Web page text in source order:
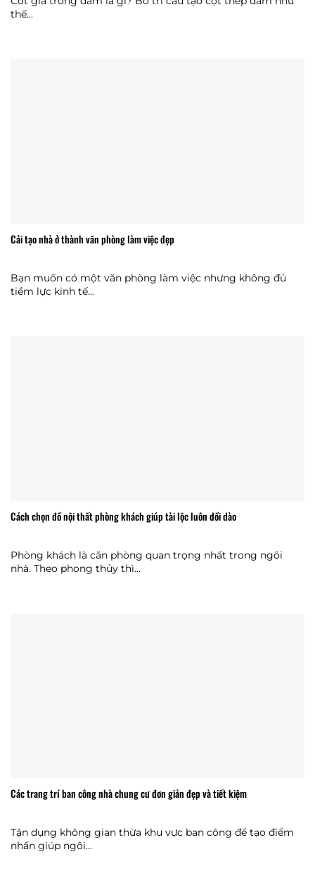
thế...
Cải tạo nhà ở thành văn phòng làm việc đẹp
Bạn muốn có một văn phòng làm việc nhưng không đủ
tiềm lực kinh tế...
Cách chọn đồ nội thất phòng khách giúp tài lộc luôn dồi dào
Phòng khách là căn phòng quan trọng nhất trong ngôi
nhà. Theo phong thủy thì...
Các trang trí ban công nhà chung cư đơn giản đẹp và tiết kiệm
Tận dụng không gian thừa khu vực ban công để tạo điểm
nhấn giúp ngôi...